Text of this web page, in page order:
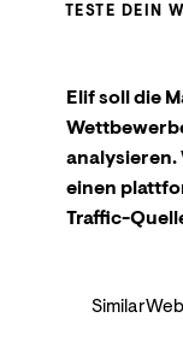
TESTE DEIN
Elif soll die
analysieren.
einen
Traffic-